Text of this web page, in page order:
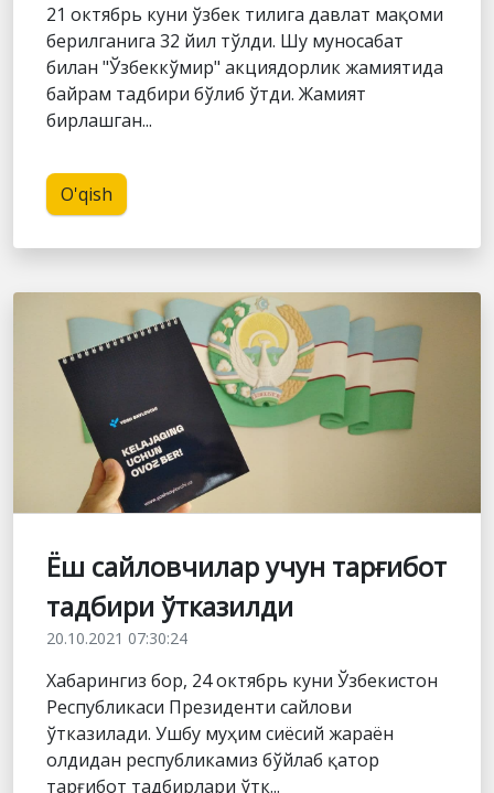
21 октябрь куни ўзбек тилига давлат мақоми
берилганига 32 йил тўлди. Шу муносабат
билан "Ўзбеккўмир" акциядорлик жамиятида
байрам тадбири бўлиб ўтди. Жамият
бирлашган...
O'qish
Ёш сайловчилар учун тарғибот
тадбири ўтказилди
20.10.2021 07:30:24
Хабарингиз бор, 24 октябрь куни Ўзбекистон
Республикаси Президенти сайлови
ўтказилади. Ушбу муҳим сиёсий жараён
олдидан республикамиз бўйлаб қатор
тарғибот тадбирлари ўтк...